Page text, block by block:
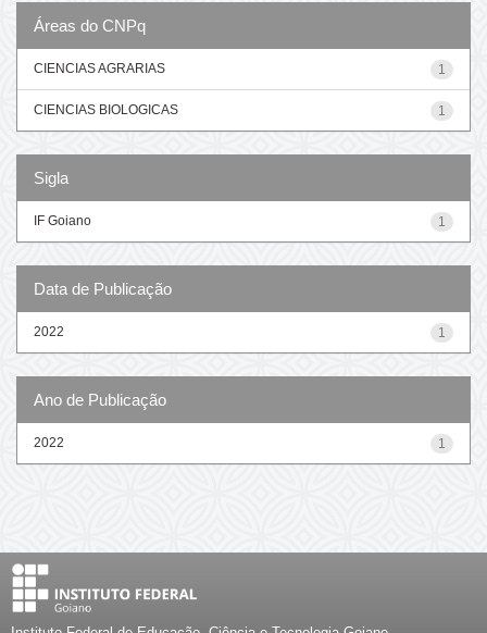
Áreas do CNPq
1
CIENCIAS AGRARIAS
1
CIENCIAS BIOLOGICAS
Sigla
1
IF Goiano
Data de Publicação
1
2022
Ano de Publicação
1
2022